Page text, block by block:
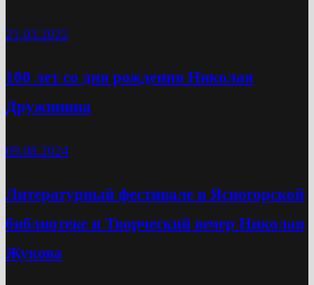
21.03.2022
100 лет со дня рождения Николая
Дружинина
09.08.2024
Литературный фестивале в Ясногорской
библиотеке и Творческий вечер Николая
Жукова